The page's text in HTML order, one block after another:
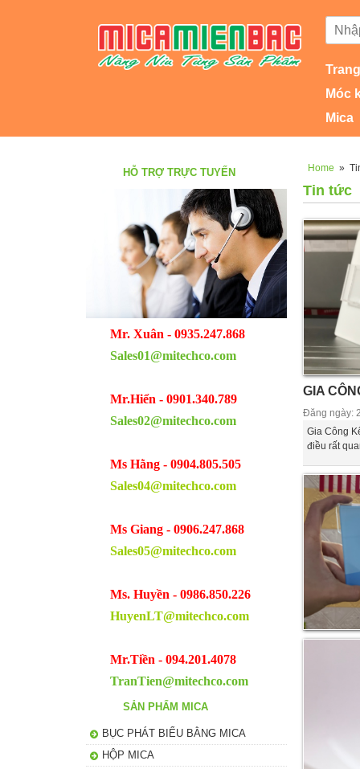
Móc
Mica
HỖ TRỢ TRỰC TUYẾN
Mr. Xuân - 0935.247.868
Sales01@mitechco.com
Mr.Hiển - 0901.340.789
Sales02@mitechco.com
Ms Hằng - 0904.805.505
Sales04@mitechco.com
Ms Giang - 0906.247.868
Sales05@mitechco.com
Ms. Huyền - 0986.850.226
HuyenLT@mitechco.com
Mr.Tiền - 094.201.4078
TranTien@mitechco.com
SẢN PHẨM MICA
BỤC PHÁT BIỂU BẰNG MICA
HỘP MICA
Home »
Tin tức
GIA
Đăng ngày:
Gia Công
điều rất